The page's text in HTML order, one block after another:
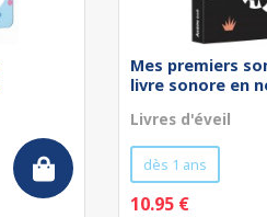
Mes premiers
livre sonore en
Livres d'éveil
dès 1 ans
10.95 €